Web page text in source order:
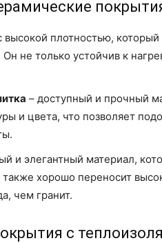
высокой плотностью,
не только устойчив к
– доступный и прочный
и цвета, что позволяет
и элегантный материал,
также хорошо переносит
чем гранит.
с